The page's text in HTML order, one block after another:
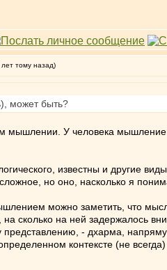
тому назад)
может быть?
мышлении. У человека мышление
известны и другие
но оно, насколько я
можно заметить, что
на сколько на ней задержалось
- дхарма,
контексте (не